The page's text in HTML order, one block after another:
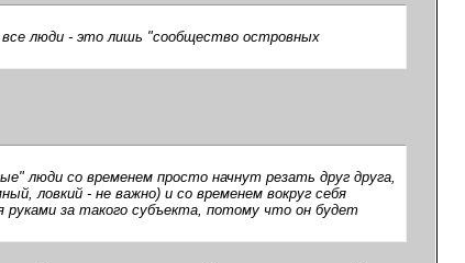
люди - это лишь "сообщество островных
люди со временем просто начнут резать друг друга,
ловкий - не важно) и со временем вокруг себя
за такого субъекта, потому что он будет